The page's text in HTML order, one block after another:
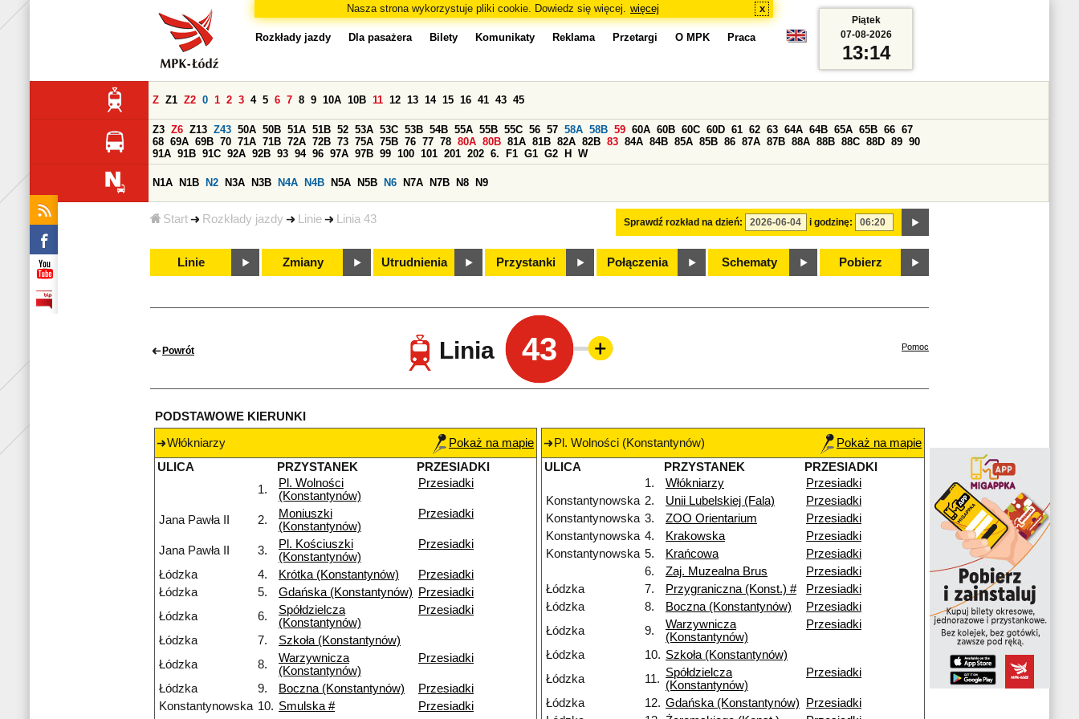
Nasza strona wykorzystuje pliki cookie. Dowiedz się więcej. więcej x
Start Rozkłady jazdy Linie Linia 43
Rozkłady jazdy Dla pasażera Bilety Komunikaty Reklama Przetargi O MPK Praca
Sprawdź rozkład na dzień: i godzinę:
Z Z1 Z2 0 1 2 3 4 5 6 7 8 9 10A 10B 11 12 13 14 15 16 41 43 45
Z3 Z6 Z13 Z43 50A 50B 51A 51B 52 53A 53C 53B 54B 55A 55B 55C 56 57 58A 58B 59 60A 60B 60C 60D 61 62 63 64A 64B 65A 65B 66 67
68 69A 69B 70 71A 71B 72A 72B 73 75A 75B 76 77 78 80A 80B 81A 81B 82A 82B 83 84A 84B 85A 85B 86 87A 87B 88A 88B 88C 88D 89 90
91A 91B 91C 92A 92B 93 94 96 97A 97B 99 100 101 201 202 6. F1 G1 G2 H W
N1A N1B N2 N3A N3B N4A N4B N5A N5B N6 N7A N7B N8 N9
Linie Zmiany Utrudnienia Przystanki Połączenia Schematy Pobierz
Piątek
07-08-2026
13:14
Powrót Linia 43 Pomoc
PODSTAWOWE KIERUNKI
Włókniarzy
Pokaż na mapie
ULICA
PRZYSTANEK
PRZESIADKI
1.
Pl. Wolności
(Konstantynów)
Przesiadki
Jana Pawła II 2.
Moniuszki
(Konstantynów)
Przesiadki
Jana Pawła II 3.
Pl. Kościuszki
(Konstantynów)
Przesiadki
Łódzka 4. Krótka (Konstantynów)
Przesiadki
Łódzka
5. Gdańska (Konstantynów)
Przesiadki
Łódzka
6.
Spółdzielcza
(Konstantynów)
Przesiadki
Łódzka 7.
Szkoła (Konstantynów)
Łódzka
8.
Warzywnicza
(Konstantynów)
Przesiadki
Łódzka 9. Boczna (Konstantynów)
Przesiadki
Konstantynowska 10. Smulska #
Przesiadki
Pl. Wolności (Konstantynów)
Pokaż na mapie
ULICA
PRZYSTANEK
PRZESIADKI
1.
Włókniarzy
Przesiadki
Konstantynowska 2. Unii Lubelskiej (Fala)
Przesiadki
Konstantynowska 3. ZOO Orientarium
Przesiadki
Konstantynowska 4. Krakowska
Przesiadki
Konstantynowska 5. Krańcowa
Przesiadki
6.
Zaj. Muzealna Brus
Przesiadki
Łódzka
7. Przygraniczna (Konst.) #
Przesiadki
Łódzka
8. Boczna (Konstantynów)
Przesiadki
Łódzka
9.
Warzywnicza
(Konstantynów)
Przesiadki
Łódzka 10. Szkoła (Konstantynów)
Łódzka
11. Spółdzielcza
(Konstantynów)
Przesiadki
Łódzka 12. Gdańska (Konstantynów)
Przesiadki